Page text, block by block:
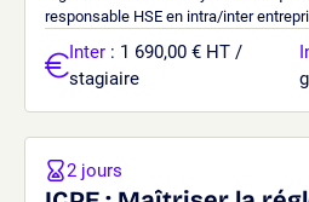
responsable HSE en intra/inter
Inter : 1 690,00 € HT /
stagiaire
2 jours